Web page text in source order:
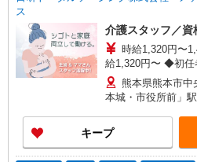
ス
介護スタッフ／
時給1,320円〜1,400円 ◆無資格
給1,320円〜 ◆初任
円〜 ◆初任者研修
護福祉士：時給1,400円〜 ※経験者
給与幅は経験・能力による ★週払
り）
熊本県熊本市中
本城・市役所前」
宅から通いやすい
お選び下さい！！
キープ